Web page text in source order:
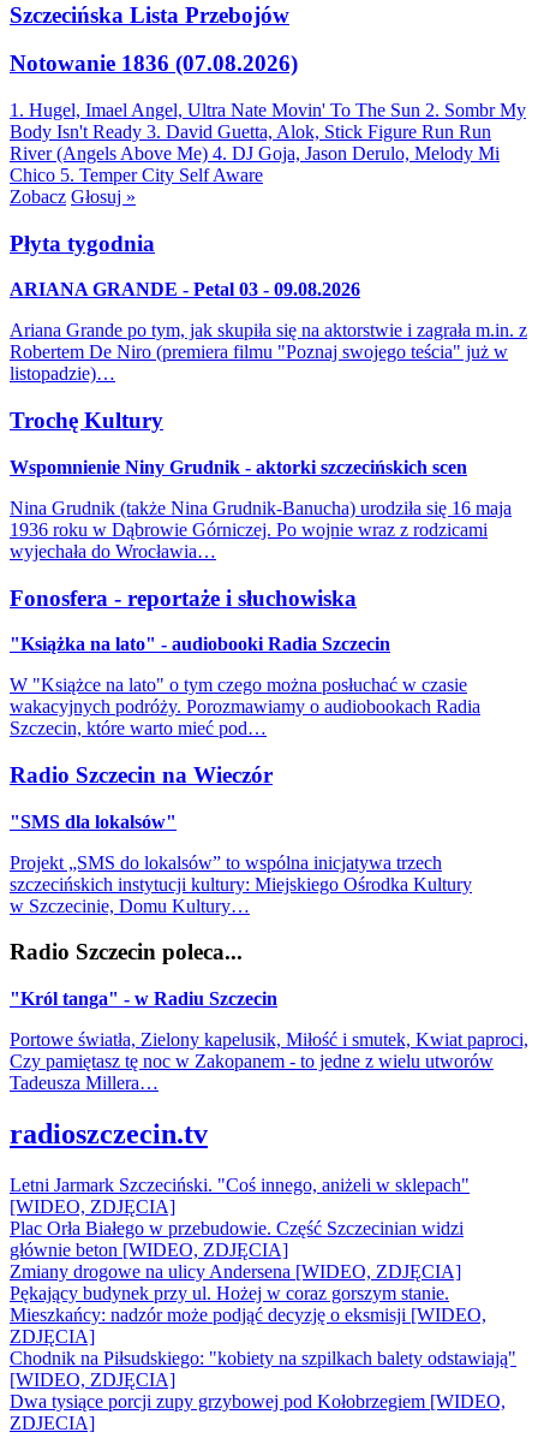
Szczecińska Lista Przebojów
Notowanie 1836 (07.08.2026)
1. Hugel, Imael Angel, Ultra Nate Movin' To The Sun 2. Sombr My
Body Isn't Ready 3. David Guetta, Alok, Stick Figure Run Run
River (Angels Above Me) 4. DJ Goja, Jason Derulo, Melody Mi
Chico 5. Temper City Self Aware
Zobacz Głosuj »
Płyta tygodnia
ARIANA GRANDE - Petal 03 - 09.08.2026
Ariana Grande po tym, jak skupiła się na aktorstwie i zagrała m.in. z
Robertem De Niro (premiera filmu "Poznaj swojego teścia" już w
listopadzie)…
Trochę Kultury
Wspomnienie Niny Grudnik - aktorki szczecińskich scen
Nina Grudnik (także Nina Grudnik-Banucha) urodziła się 16 maja
1936 roku w Dąbrowie Górniczej. Po wojnie wraz z rodzicami
wyjechała do Wrocławia…
Fonosfera - reportaże i słuchowiska
"Książka na lato" - audiobooki Radia Szczecin
W "Książce na lato" o tym czego można posłuchać w czasie
wakacyjnych podróży. Porozmawiamy o audiobookach Radia
Szczecin, które warto mieć pod…
Radio Szczecin na Wieczór
"SMS dla lokalsów"
Projekt „SMS do lokalsów” to wspólna inicjatywa trzech
szczecińskich instytucji kultury: Miejskiego Ośrodka Kultury
w Szczecinie, Domu Kultury…
Radio Szczecin poleca...
"Król tanga" - w Radiu Szczecin
Portowe światła, Zielony kapelusik, Miłość i smutek, Kwiat paproci,
Czy pamiętasz tę noc w Zakopanem - to jedne z wielu utworów
Tadeusza Millera…
radioszczecin.tv
Letni Jarmark Szczeciński. "Coś innego, aniżeli w sklepach"
[WIDEO, ZDJĘCIA]
Plac Orła Białego w przebudowie. Część Szczecinian widzi
głównie beton [WIDEO, ZDJĘCIA]
Zmiany drogowe na ulicy Andersena [WIDEO, ZDJĘCIA]
Pękający budynek przy ul. Hożej w coraz gorszym stanie.
Mieszkańcy: nadzór może podjąć decyzję o eksmisji [WIDEO,
ZDJĘCIA]
Chodnik na Piłsudskiego: "kobiety na szpilkach balety odstawiają"
[WIDEO, ZDJĘCIA]
Dwa tysiące porcji zupy grzybowej pod Kołobrzegiem [WIDEO,
ZDJECIA]